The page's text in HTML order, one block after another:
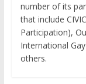
number of its
that include
Participation),
International
others.